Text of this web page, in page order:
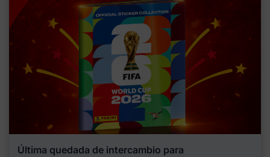
Última quedada de intercambio para